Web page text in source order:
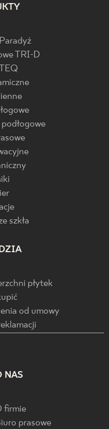
TRI-D
szkła
płytek
od umowy
NAS
firmie
prasowe